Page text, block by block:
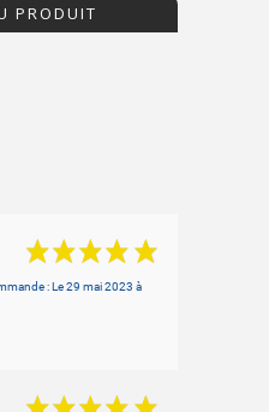
PRODUIT
: Le 29 mai 2023 à